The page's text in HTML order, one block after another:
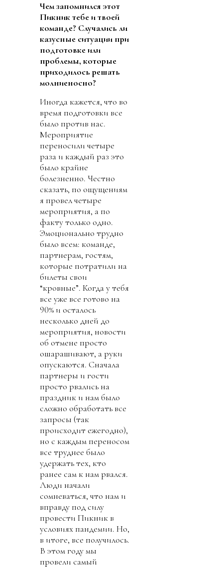
Чем запомнился этот
Пикник тебе и твоей
команде? Случались ли
казусные ситуации при
подготовке или
проблемы, которые
приходилось решать
молниеносно?
Иногда кажется, что во
время подготовки все
было против нас.
Мероприятие
переносили четыре
раза и каждый раз это
было крайне
болезненно. Честно
сказать, по ощущениям
я провел четыре
мероприятия, а по
факту только одно.
Эмоционально трудно
было всем: команде,
партнерам, гостям,
которые потратили на
билеты свои
“кровные”. Когда у тебя
все уже все готово на
90% и осталось
несколько дней до
мероприятия, новости
об отмене просто
ошарашивают, а руки
опускаются. Сначала
партнеры и гости
просто рвались на
праздник и нам было
сложно обработать все
запросы (так
происходит ежегодно),
но с каждым переносом
все труднее было
удержать тех, кто
ранее сам к нам рвался.
Люди начали
сомневаться, что нам и
вправду под силу
провести Пикник в
условиях пандемии. Но,
в итоге, все получилось.
В этом году мы
провели самый